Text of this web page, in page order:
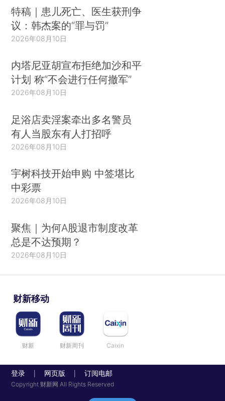
特稿｜患儿死亡、医生获刑争
议：韩杰案的“罪与罚”
2026年08月10日
内塔尼亚胡宣布拒绝加沙和平
计划 称“不会进行任何撤军”
2026年08月10日
足浴店卖淫案牵出多名警员
有人当股东有人打招呼
2026年08月10日
宇树科技开始申购 中签堪比
中彩票
2026年08月10日
聚焦｜为何A股退市制度改革
总是不达预期？
2026年08月10日
财新移动
财新 财新周刊 Caixin
登录 网页版 订阅电邮
Copyright 财新网 All Rights Reserved